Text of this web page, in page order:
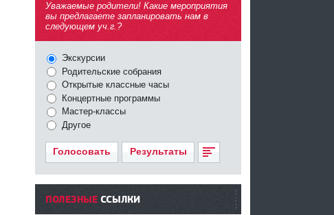
Уважаемые родители! Какие мероприятия
вы предлагаете запланировать нам в
следующем уч.г.?
Экскурсии
Родительские собрания
Открытые классные часы
Концертные программы
Мастер-классы
Другое
Голосовать Результаты
ПОЛЕЗНЫЕССЫЛКИ